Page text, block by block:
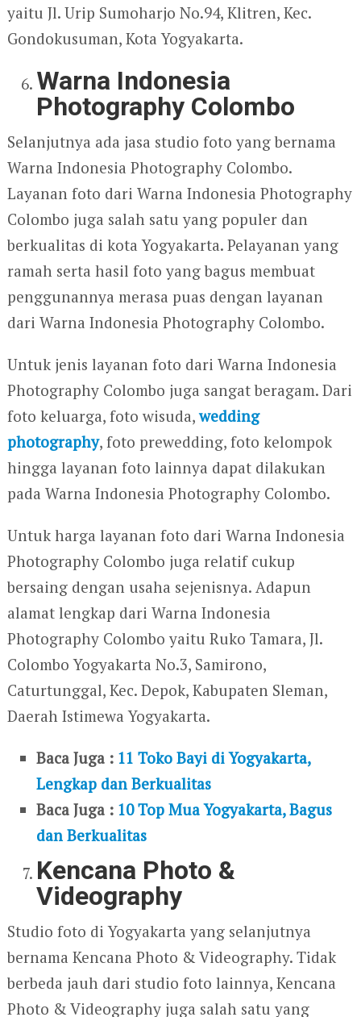
yaitu Jl. Urip Sumoharjo No.94, Klitren, Kec.
Gondokusuman, Kota Yogyakarta.
Warna Indonesia
Photography Colombo
Selanjutnya ada jasa studio foto yang bernama
Warna Indonesia Photography Colombo.
Layanan foto dari Warna Indonesia Photography
Colombo juga salah satu yang populer dan
berkualitas di kota Yogyakarta. Pelayanan yang
ramah serta hasil foto yang bagus membuat
penggunannya merasa puas dengan layanan
dari Warna Indonesia Photography Colombo.
Untuk jenis layanan foto dari Warna Indonesia
Photography Colombo juga sangat beragam. Dari
foto keluarga, foto wisuda,wedding
photography, foto prewedding, foto kelompok
hingga layanan foto lainnya dapat dilakukan
pada Warna Indonesia Photography Colombo.
Untuk harga layanan foto dari Warna Indonesia
Photography Colombo juga relatif cukup
bersaing dengan usaha sejenisnya. Adapun
alamat lengkap dari Warna Indonesia
Photography Colombo yaitu Ruko Tamara, Jl.
Colombo Yogyakarta No.3, Samirono,
Caturtunggal, Kec. Depok, Kabupaten Sleman,
Daerah Istimewa Yogyakarta.
Baca Juga : 11 Toko Bayi di Yogyakarta,
Lengkap dan Berkualitas
Baca Juga : 10 Top Mua Yogyakarta, Bagus
dan Berkualitas
Kencana Photo &
Videography
Studio foto di Yogyakarta yang selanjutnya
bernama Kencana Photo & Videography. Tidak
berbeda jauh dari studio foto lainnya, Kencana
Photo & Videography juga salah satu yang